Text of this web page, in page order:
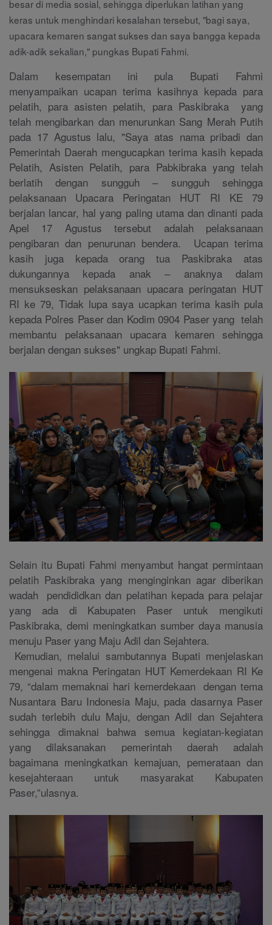
besar di media sosial, sehingga diperlukan latihan yang
keras untuk menghindari kesalahan tersebut, "bagi saya,
upacara kemaren sangat sukses dan saya bangga kepada
adik-adik sekalian," pungkas Bupati Fahmi.
Dalam kesempatan ini pula Bupati Fahmi
menyampaikan ucapan terima kasihnya kepada para
pelatih, para asisten pelatih, para Paskibraka yang
telah mengibarkan dan menurunkan Sang Merah Putih
pada 17 Agustus lalu, "Saya atas nama pribadi dan
Pemerintah Daerah mengucapkan terima kasih kepada
Pelatih, Asisten Pelatih, para Pabkibraka yang telah
berlatih dengan sungguh – sungguh sehingga
pelaksanaan Upacara Peringatan HUT RI KE 79
berjalan lancar, hal yang paling utama dan dinanti pada
Apel 17 Agustus tersebut adalah pelaksanaan
pengibaran dan penurunan bendera. Ucapan terima
kasih juga kepada orang tua Paskibraka atas
dukungannya kepada anak – anaknya dalam
mensukseskan pelaksanaan upacara peringatan HUT
RI ke 79, Tidak lupa saya ucapkan terima kasih pula
kepada Polres Paser dan Kodim 0904 Paser yang telah
membantu pelaksanaan upacara kemaren sehingga
berjalan dengan sukses" ungkap Bupati Fahmi.
Selain itu Bupati Fahmi menyambut hangat permintaan
pelatih Paskibraka yang menginginkan agar diberikan
wadah pendididkan dan pelatihan kepada para pelajar
yang ada di Kabupaten Paser untuk mengikuti
Paskibraka, demi meningkatkan sumber daya manusia
menuju Paser yang Maju Adil dan Sejahtera.
Kemudian, melalui sambutannya Bupati menjelaskan
mengenai makna Peringatan HUT Kemerdekaan RI Ke
79, “dalam memaknai hari kemerdekaan dengan tema
Nusantara Baru Indonesia Maju, pada dasarnya Paser
sudah terlebih dulu Maju, dengan Adil dan Sejahtera
sehingga dimaknai bahwa semua kegiatan-kegiatan
yang dilaksanakan pemerintah daerah adalah
bagaimana meningkatkan kemajuan, pemerataan dan
kesejahteraan untuk masyarakat Kabupaten
Paser,”ulasnya.